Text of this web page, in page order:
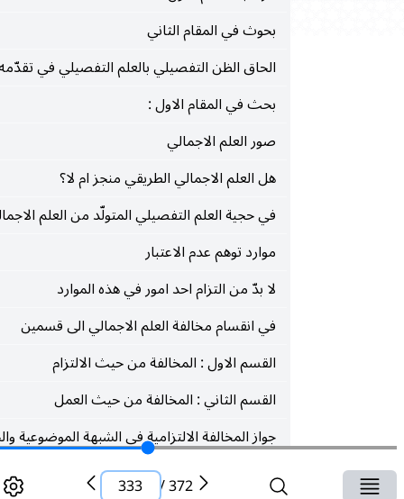
بحوث في المقام الثاني
الحاق الظن التفصيلي بالعلم التفصيلي في تقدّمه على العلم الاجمالي
بحث في المقام الاول :
هل العلم الاجمالي الطريقي منجز ام لا؟
في حجية العلم التفصيلي المتولّد من العلم الاجمالي
موارد توهم عدم الاعتبار
لا بدّ من التزام احد امور في هذه الموارد
في انقسام مخالفة العلم الاجمالي الى قسمين
القسم الاول : المخالفة من حيث الالتزام
القسم الثاني : المخالفة من حيث العمل
جواز المخالفة الالتزامية في الشبهة الموضوعية والحكمية
المخالفة في الالتزام والمخالفة في العمل
372
/